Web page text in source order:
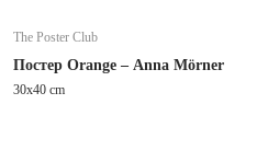
The Poster Club
Постер Orange – Anna Mörner
30x40 cm